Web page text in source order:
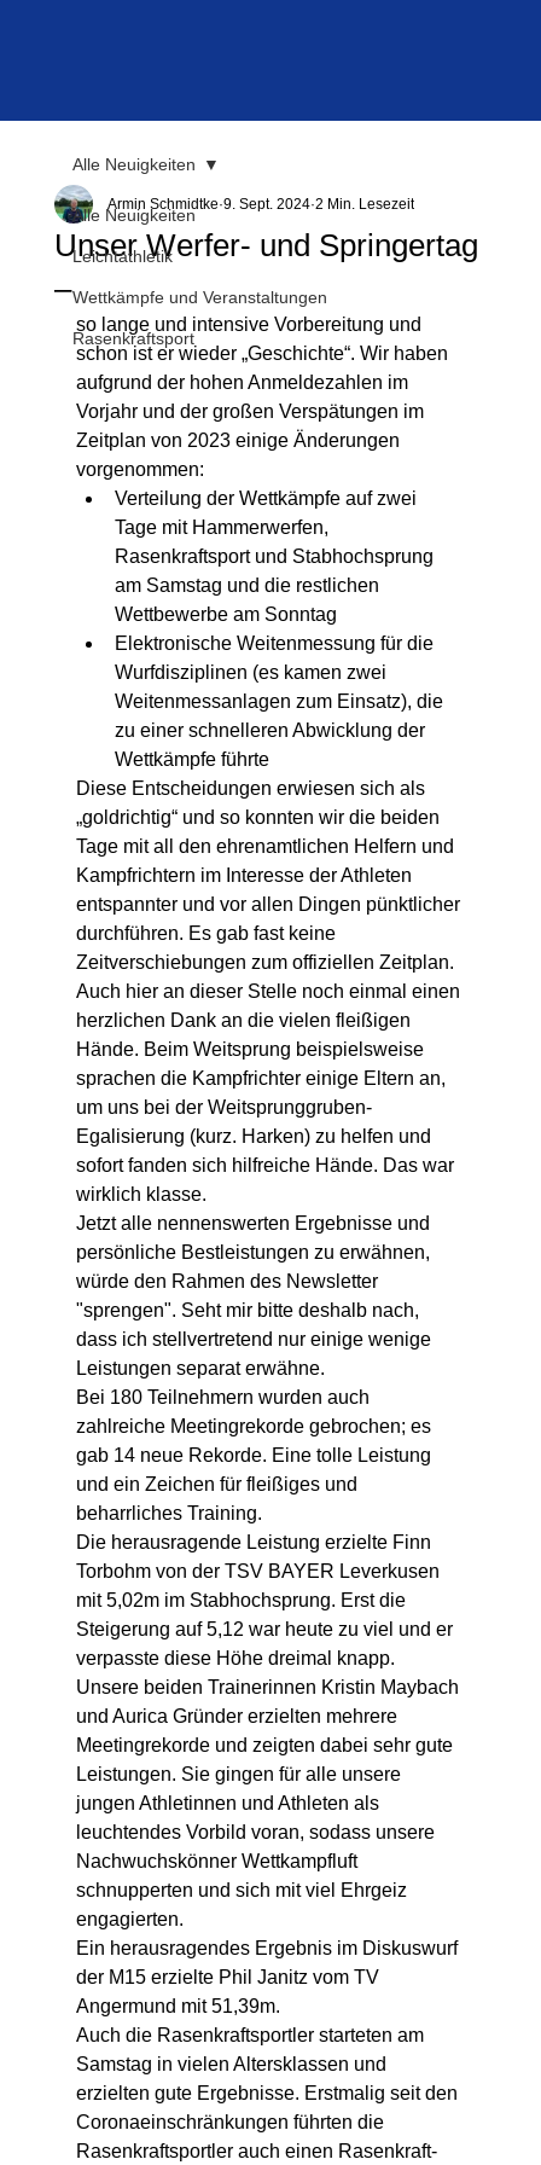
Alle Neuigkeiten
Leichtathletik
Wettkämpfe und Veranstaltungen
Rasenkraftsport
Alle Neuigkeiten
Unser Werfer- und Springertag
–
Armin Schmidtke 9. Sept. 2024 2 Min. Lesezeit
so lange und intensive Vorbereitung und
schon ist er wieder „Geschichte“. Wir haben
aufgrund der hohen Anmeldezahlen im
Vorjahr und der großen Verspätungen im
Zeitplan von 2023 einige Änderungen
vorgenommen:
Verteilung der Wettkämpfe auf zwei
Tage mit Hammerwerfen,
Rasenkraftsport und Stabhochsprung
am Samstag und die restlichen
Wettbewerbe am Sonntag
Elektronische Weitenmessung für die
Wurfdisziplinen (es kamen zwei
Weitenmessanlagen zum Einsatz), die
zu einer schnelleren Abwicklung der
Wettkämpfe führte
Diese Entscheidungen erwiesen sich als
„goldrichtig“ und so konnten wir die beiden
Tage mit all den ehrenamtlichen Helfern und
Kampfrichtern im Interesse der Athleten
entspannter und vor allen Dingen pünktlicher
durchführen. Es gab fast keine
Zeitverschiebungen zum offiziellen Zeitplan.
Auch hier an dieser Stelle noch einmal einen
herzlichen Dank an die vielen fleißigen
Hände. Beim Weitsprung beispielsweise
sprachen die Kampfrichter einige Eltern an,
um uns bei der Weitsprunggruben-
Egalisierung (kurz. Harken) zu helfen und
sofort fanden sich hilfreiche Hände. Das war
wirklich klasse.
Jetzt alle nennenswerten Ergebnisse und
persönliche Bestleistungen zu erwähnen,
würde den Rahmen des Newsletter
"sprengen". Seht mir bitte deshalb nach,
dass ich stellvertretend nur einige wenige
Leistungen separat erwähne.
Bei 180 Teilnehmern wurden auch
zahlreiche Meetingrekorde gebrochen; es
gab 14 neue Rekorde. Eine tolle Leistung
und ein Zeichen für fleißiges und
beharrliches Training.
Die herausragende Leistung erzielte Finn
Torbohm von der TSV BAYER Leverkusen
mit 5,02m im Stabhochsprung. Erst die
Steigerung auf 5,12 war heute zu viel und er
verpasste diese Höhe dreimal knapp.
Unsere beiden Trainerinnen Kristin Maybach
und Aurica Gründer erzielten mehrere
Meetingrekorde und zeigten dabei sehr gute
Leistungen. Sie gingen für alle unsere
jungen Athletinnen und Athleten als
leuchtendes Vorbild voran, sodass unsere
Nachwuchskönner Wettkampfluft
schnupperten und sich mit viel Ehrgeiz
engagierten.
Ein herausragendes Ergebnis im Diskuswurf
der M15 erzielte Phil Janitz vom TV
Angermund mit 51,39m.
Auch die Rasenkraftsportler starteten am
Samstag in vielen Altersklassen und
erzielten gute Ergebnisse. Erstmalig seit den
Coronaeinschränkungen führten die
Rasenkraftsportler auch einen Rasenkraft-